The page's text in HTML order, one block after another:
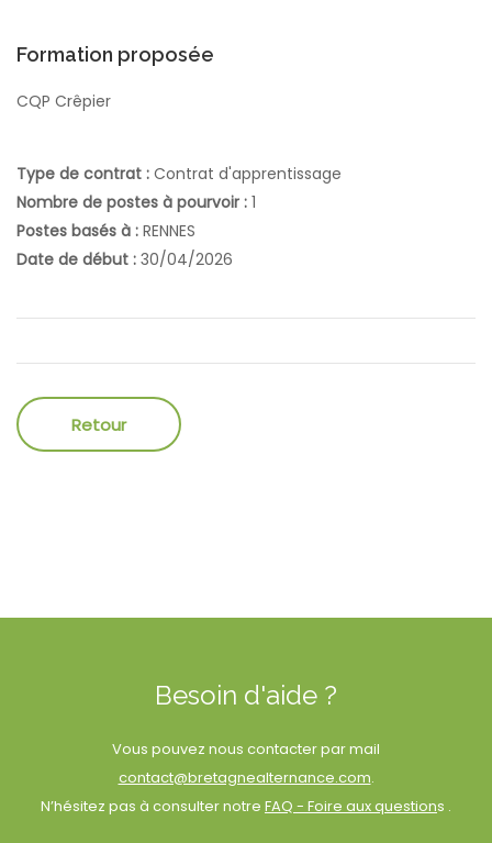
Formation proposée
CQP Crêpier
Type de contrat : Contrat d'apprentissage
Nombre de postes à pourvoir : 1
Postes basés à : RENNES
Date de début : 30/04/2026
Besoin d'aide ?
Vous pouvez nous contacter par mail
contact@bretagnealternance.com.
N’hésitez pas à consulter notre FAQ - Foire aux questions .